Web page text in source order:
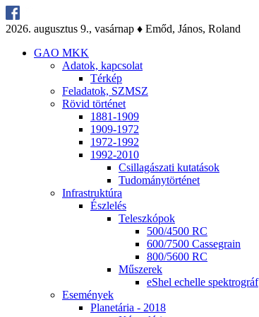
2026. au­gusz­tus 9., va­sár­nap ♦ Emőd, Já­nos, Ro­land
GAO MKK
Ada­tok, kap­cso­lat
Tér­kép
Fel­ada­tok, SZMSZ
Rö­vid tör­té­net
1881-1909
1909-1972
1972-1992
1992-2010
Csil­la­gá­sza­ti ku­ta­tá­sok
Tu­do­mány­tör­té­net
Inf­ra­struk­tú­ra
Ész­le­lés
Te­lesz­kó­pok
500/4500 RC
600/7500 Cas­seg­ra­in
800/5600 RC
Mű­sze­rek
eS­hel echel­le spekt­ro­gráf
Ese­mé­nyek
Pla­ne­tá­ria - 2018